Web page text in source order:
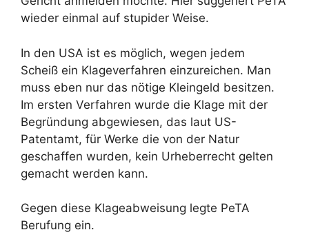
wieder einmal auf stupider Weise.
In den USA ist es möglich, wegen jedem
Scheiß ein Klageverfahren einzureichen. Man
muss eben nur das nötige Kleingeld besitzen.
Im ersten Verfahren wurde die Klage mit der
Begründung abgewiesen, das laut US-
Patentamt, für Werke die von der Natur
geschaffen wurden, kein Urheberrecht gelten
gemacht werden kann.
Gegen diese Klageabweisung legte PeTA
Berufung ein.